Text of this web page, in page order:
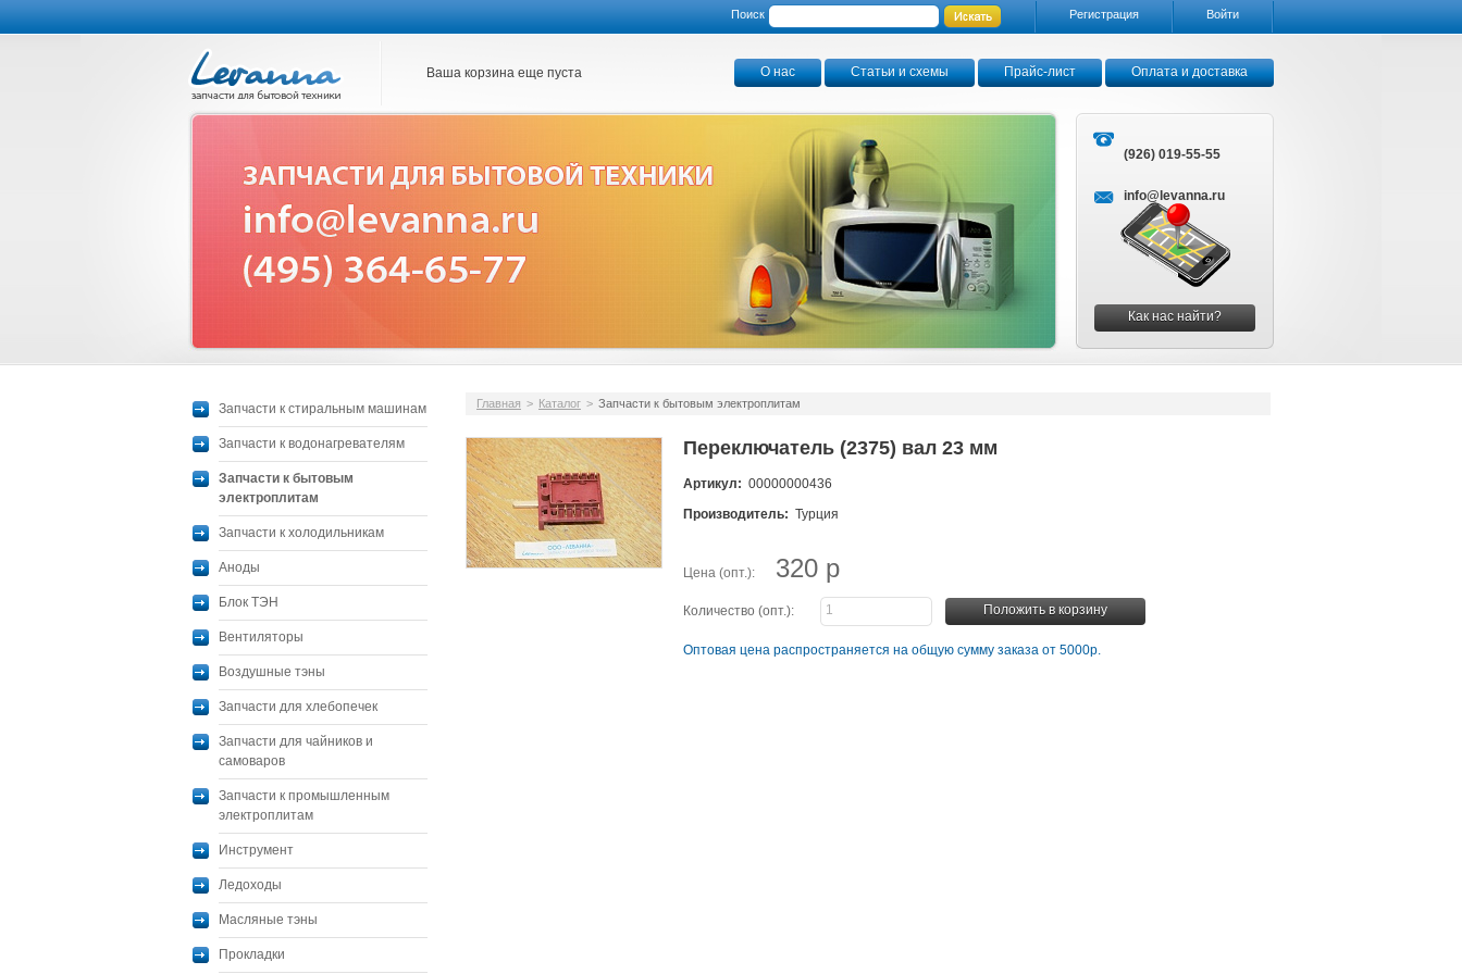
Регистрация Войти
Поиск
Ваша корзина еще пуста О нас Статьи и схемы Прайс-лист Оплата и доставка
(926) 019-55-55
info@levanna.ru
Как нас найти?
Запчасти к стиральным машинам
Запчасти к водонагревателям
Запчасти к бытовым
электроплитам
Запчасти к холодильникам
Аноды
Блок ТЭН
Вентиляторы
Воздушные тэны
Запчасти для хлебопечек
Запчасти для чайников и
самоваров
Запчасти к промышленным
электроплитам
Инструмент
Ледоходы
Масляные тэны
Прокладки
Главная > Каталог > Запчасти к бытовым электроплитам
Переключатель (2375) вал 23 мм
Артикул: 00000000436
Производитель: Турция
Цена (опт.): 320 р
Количество (опт.): Положить в корзину
Оптовая цена распространяется на общую сумму заказа от 5000р.